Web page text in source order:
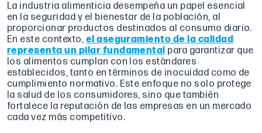
La industria alimenticia desempeña un papel esencial
en la seguridad y el bienestar de la población, al
proporcionar productos destinados al consumo diario.
En este contexto, el aseguramiento de la calidad
representa un pilar fundamental para garantizar que
los alimentos cumplan con los estándares
establecidos, tanto en términos de inocuidad como de
cumplimiento normativo. Este enfoque no solo protege
la salud de los consumidores, sino que también
fortalece la reputación de las empresas en un mercado
cada vez más competitivo.